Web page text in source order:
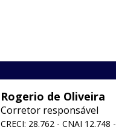
Rogerio de Oliveira
Corretor responsável
CRECI: 28.762 - CNAI